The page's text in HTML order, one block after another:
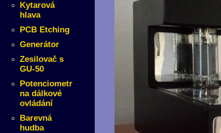
Kytarová
hlava
PCB Etching
Generátor
Zesilovač s
GU-50
Potenciometr
na dálkové
ovládání
Barevná
hudba